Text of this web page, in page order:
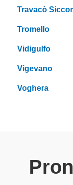
Travacò
Tromello
Vidigulfo
Vigevano
Voghera